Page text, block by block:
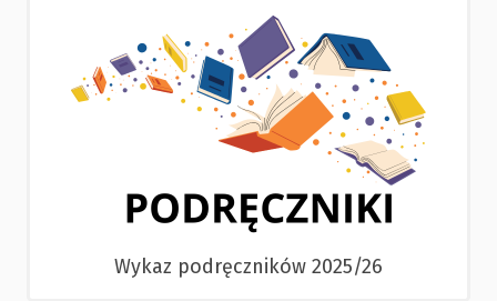
Wykaz podręczników 2025/26